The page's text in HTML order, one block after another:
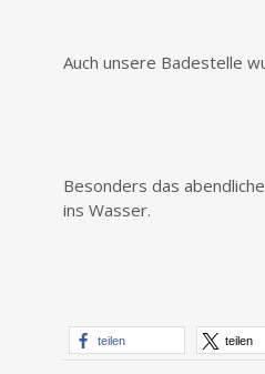
Auch unsere Badestelle
Besonders das
ins Wasser.
teilen teilen